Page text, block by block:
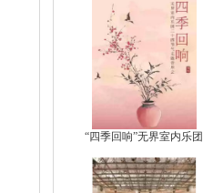
“四季回响”无界室内乐团